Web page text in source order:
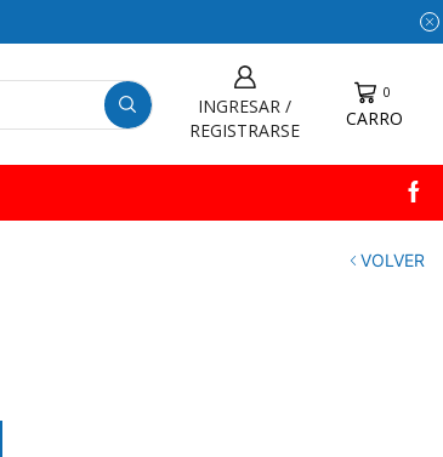
INGRESAR /
REGISTRARSE
0
CARRO
VOLVER